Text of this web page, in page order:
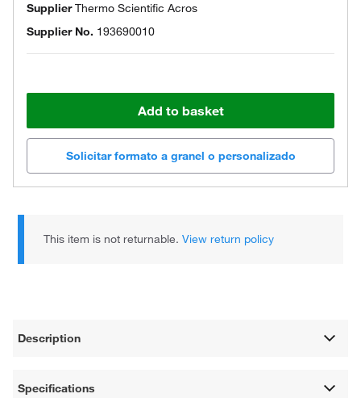
SupplierThermo Scientific Acros
Supplier No. 193690010
Add to basket
Solicitar formato a granel o personalizado
This item is not returnable.View return policy
Description
Specifications